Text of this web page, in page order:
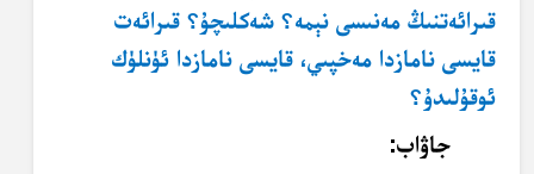
قىرائەتنىڭ مەنىسى نېمە؟ شەكلىچۇ؟ قىرائەت
قايسى نامازدا مەخپىي، قايسى نامازدا ئۈنلۈك
ئوقۇلىدۇ؟
جاۋاب: